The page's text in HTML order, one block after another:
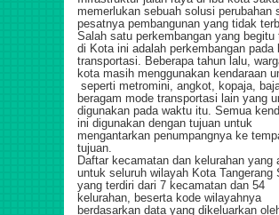
memerlukan sebuah solusi perubahan
pesatnya pembangunan yang tidak
Salah satu perkembangan yang begitu
di Kota ini adalah perkembangan pada
transportasi. Beberapa tahun lalu,
kota masih menggunakan kendaraan
seperti metromini, angkot, kopaja,
beragam mode transportasi lain yang
digunakan pada waktu itu. Semua
ini digunakan dengan tujuan untuk
mengantarkan penumpangnya ke
tujuan.
Daftar kecamatan dan kelurahan yang
untuk seluruh wilayah Kota Tangerang
yang terdiri dari 7 kecamatan dan 54
kelurahan, beserta kode wilayahnya
berdasarkan data yang dikeluarkan